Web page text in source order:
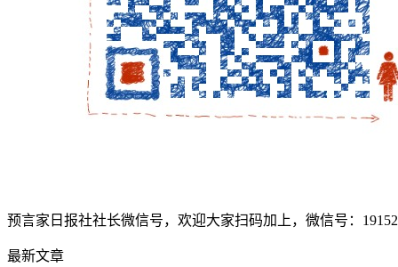
预言家日报社社长微信号，欢迎大家扫码加上，微信号：
最新文章